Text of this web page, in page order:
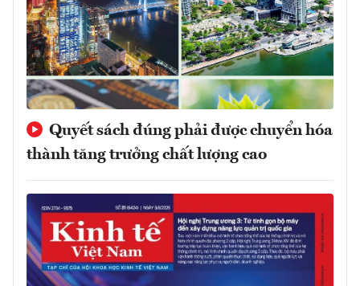
Quyết sách đúng phải được chuyển hóa
thành tăng trưởng chất lượng cao